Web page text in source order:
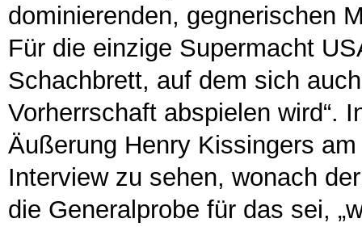
dominierenden, gegnerischen
Für die einzige Supermacht
Schachbrett, auf dem sich
Vorherrschaft abspielen wird“.
Äußerung Henry Kissingers
Interview zu sehen, wonach
die Generalprobe für das sei,